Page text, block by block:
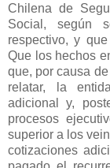
Chilena de
Social, según
respectivo, y
Que los hechos
que, por causa
relatar, la
adicional y,
procesos
superior a los
cotizaciones